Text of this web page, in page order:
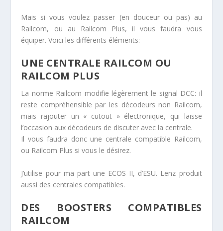
Mais si vous voulez passer (en douceur ou pas) au
Railcom, ou au Railcom Plus, il vous faudra vous
équiper. Voici les différents éléments:
UNE CENTRALE RAILCOM OU
RAILCOM PLUS
La norme Railcom modifie légèrement le signal DCC: il
reste compréhensible par les décodeurs non Railcom,
mais rajouter un « cutout » électronique, qui laisse
l’occasion aux décodeurs de discuter avec la centrale.
Il vous faudra donc une centrale compatible Railcom,
ou Railcom Plus si vous le désirez.
J’utilise pour ma part une ECOS II, d’ESU. Lenz produit
aussi des centrales compatibles.
DES BOOSTERS COMPATIBLES
RAILCOM